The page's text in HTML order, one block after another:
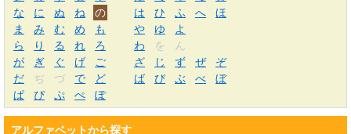
な
に ぬ ね の は ひ ふ へ
ほ
ま
み む め も や ゆ
よ
ら
り る れ ろ わ を
ん
が
ぎ ぐ げ ご ざ じ ず ぜ
ぞ
だ
ぢ づ で ど ば び ぶ べ
ぼ
ぱ
ぴ ぷ ぺ ぽ
アルファベットから探す